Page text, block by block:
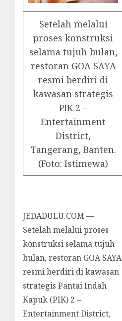
Setelah melalui
proses konstruksi
selama tujuh bulan,
restoran GOA SAYA
resmi berdiri di
kawasan strategis
PIK 2 –
Entertainment
District,
Tangerang, Banten.
(Foto: Istimewa)
JEDADULU.COM —
Setelah melalui proses
konstruksi selama tujuh
bulan, restoran GOA SAYA
resmi berdiri di kawasan
strategis Pantai Indah
Kapuk (PIK) 2 –
Entertainment District,